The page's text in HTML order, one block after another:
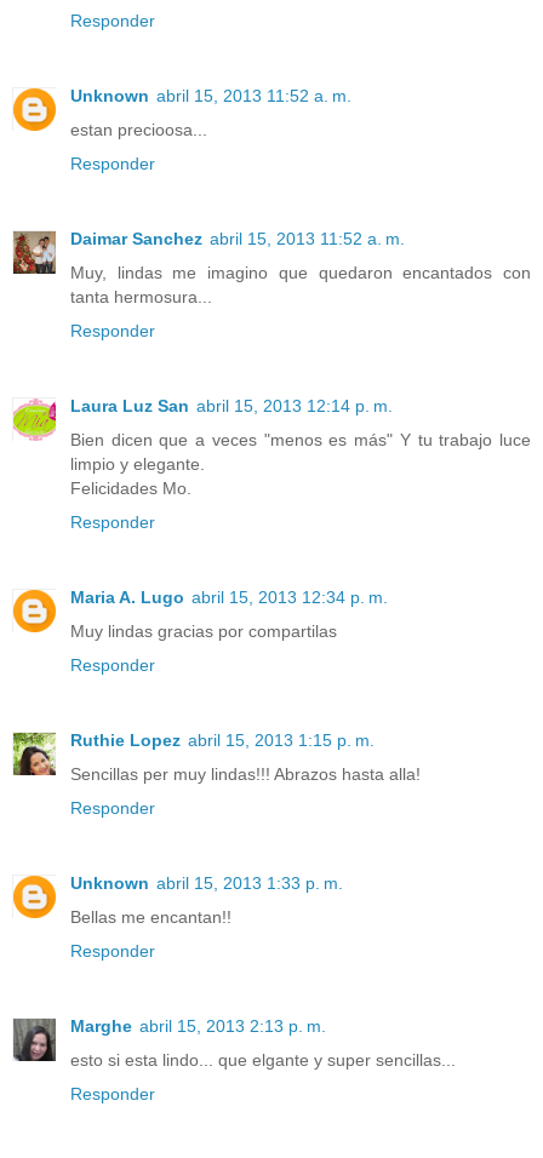
Responder
Unknown abril 15, 2013 11:52 a. m.
estan precioosa...
Responder
Daimar Sanchez abril 15, 2013 11:52 a. m.
Muy, lindas me imagino que quedaron encantados con
tanta hermosura...
Responder
Laura Luz San abril 15, 2013 12:14 p. m.
Bien dicen que a veces "menos es más" Y tu trabajo luce
limpio y elegante.
Felicidades Mo.
Responder
Maria A. Lugo abril 15, 2013 12:34 p. m.
Muy lindas gracias por compartilas
Responder
Ruthie Lopez abril 15, 2013 1:15 p. m.
Sencillas per muy lindas!!! Abrazos hasta alla!
Responder
Unknown abril 15, 2013 1:33 p. m.
Bellas me encantan!!
Responder
Marghe abril 15, 2013 2:13 p. m.
esto si esta lindo... que elgante y super sencillas...
Responder